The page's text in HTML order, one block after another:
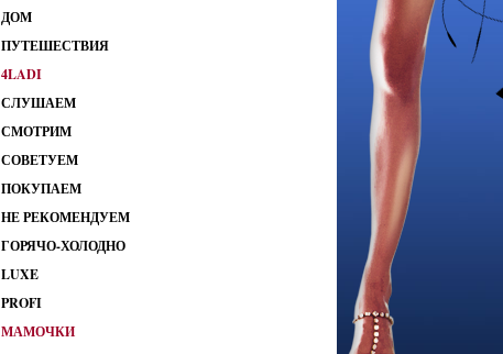
ДОМ
ПУТЕШЕСТВИЯ
4LADI
СЛУШАЕМ
СМОТРИМ
СОВЕТУЕМ
ПОКУПАЕМ
НЕ РЕКОМЕНДУЕМ
ГОРЯЧО-ХОЛОДНО
LUXE
PROFI
МАМОЧКИ